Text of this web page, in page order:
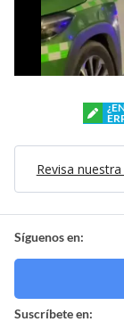
Revisa
Síguenos en:
Suscríbete en: